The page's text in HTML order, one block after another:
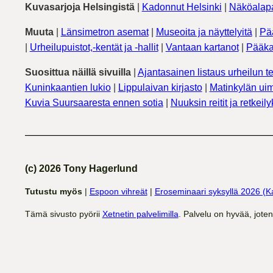
Kuvasarjoja Helsingistä| Kadonnut Helsinki
Muuta| Länsimetron asemat| Museoita ja näyttelyitä
Urheilupuistot,-kentät ja -hallit| Vantaan kartanot|
Suosittua näillä sivuilla| Ajantasainen listaus urheilun
Kuninkaantien lukio| Lippulaivan kirjasto|
Matinkylän
Kuvia Suursaaresta ennen sotia
Nuuksin reitit ja
(c) 2026 Tony Hagerlund
Tutustu myös| Espoon vihreät| Eroseminaari syksyllä 2026
Tämä sivusto pyörii Xetnetin palvelimilla . Palvelu on hyvää,